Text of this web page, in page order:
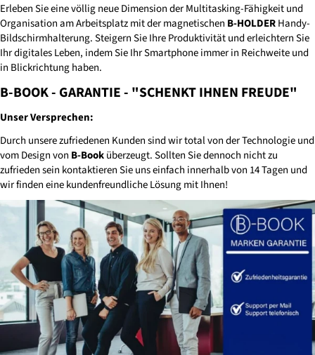
Erleben Sie eine völlig neue Dimension der Multitasking-Fähigkeit und
Organisation am Arbeitsplatz mit der magnetischen B-HOLDERHandy-
Bildschirmhalterung. Steigern Sie Ihre Produktivität und erleichtern Sie
Ihr digitales Leben, indem Sie Ihr Smartphone immer in Reichweite und
in Blickrichtung haben.
B-BOOK - GARANTIE - "SCHENKT IHNEN FREUDE"
Unser Versprechen:
Durch unsere zufriedenen Kunden sind wir total von der Technologie und
vom Design von B-Booküberzeugt. Sollten Sie dennoch nicht zu
zufrieden sein kontaktieren Sie uns einfach innerhalb von 14 Tagen und
wir finden eine kundenfreundliche Lösung mit Ihnen!